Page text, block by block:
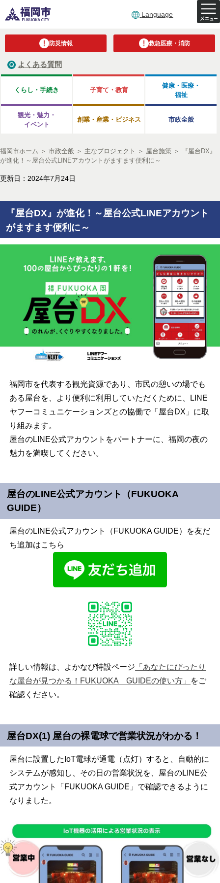
Language
防災情報 救急医療・消防
よくある質問
くらし・手続き 子育て・教育
健康・医療・
福祉
観光・魅力・
イベント
創業・産業・ビジネス 市政全般
福岡市ホーム ＞ 市政全般 ＞ 主なプロジェクト ＞ 屋台施策 ＞
『屋台DX』
が進化！～屋台公式LINEアカウントがますます便利に～
更新日：2024年7月24日
『屋台DX』が進化！～屋台公式LINEアカウント
がますます便利に～
福岡市を代表する観光資源であり、市民の憩いの場でも
ある屋台を、より便利に利用していただくために、LINE
ヤフーコミュニケーションズとの協働で「屋台DX」に取
り組みます。
屋台のLINE公式アカウントをパートナーに、福岡の夜の
魅力を満喫してください。
屋台のLINE公式アカウント（FUKUOKA
GUIDE）
屋台のLINE公式アカウント（FUKUOKA GUIDE）を友だ
ち追加はこちら
詳しい情報は、よかなび特設ページ 「あなたにぴったり
な屋台が見つかる！FUKUOKA GUIDEの使い方」
をご
確認ください。
屋台DX(1) 屋台の裸電球で営業状況がわかる！
屋台に設置した IoT電球が通電（点灯）すると、自動的に
システムが感知し、その日の営業状況を、屋台のLINE公
式アカウント「 FUKUOKA GUIDE 」で確認できるように
なりました。